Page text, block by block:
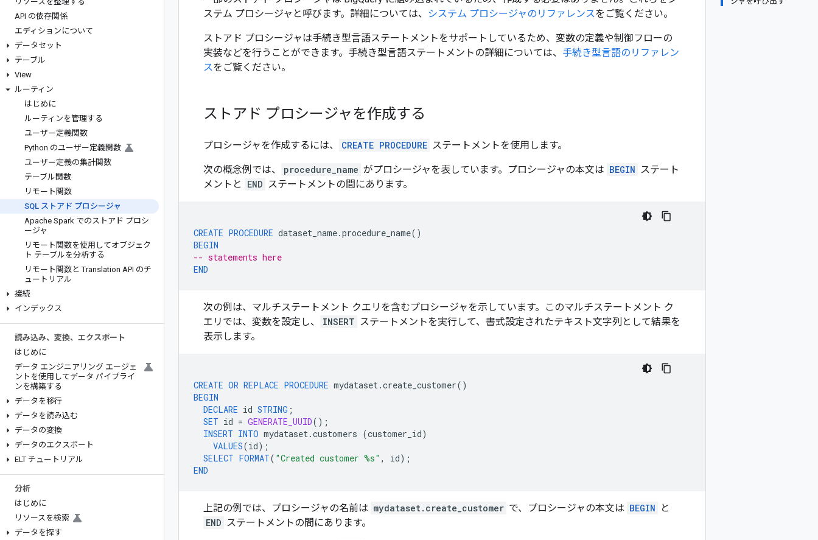
API の依存関係
エディションについて
データセット
テーブル
View
ルーティン
はじめに
ルーティンを管理する
ユーザー定義関数
Python のユーザー定義関数
ユーザー定義の集計関数
テーブル関数
リモート関数
SQL ストアド プロシージャ
Apache Spark でのストアド プロシ
ージャ
リモート関数を使用してオブジェク
ト テーブルを分析する
リモート関数と Translation API のチ
ュートリアル
接続
インデックス
読み込み、変換、エクスポート
はじめに
データ エンジニアリング エージェ
ントを使用してデータ パイプライ
ンを構築する
データを移行
データを読み込む
データの変換
データのエクスポート
ELT チュートリアル
分析
はじめに
リソースを検索
データを探す
ステム プロシージャと呼びます。詳細については、
システム プロシージャのリファレンスをご覧ください。
ストアド プロシージャは手続き型言語ステートメントをサポートしているため、変数の定義や制御フローの
実装などを行うことができます。 手続き型言語ステートメントの詳細については、 手続き型言語のリファレン
スをご覧ください。
ストアド プロシージャを作成する
プロシージャを作成するには、 CREATE PROCEDURE ステートメントを使用します。
次の概念例では、 procedure_name がプロシージャを表しています。プロシージャの本文は BEGIN ステート
メントと
END ステートメントの間にあります。
CREATE PROCEDURE dataset_name.procedure_name()
BEGIN
-- statements here
END
次の例は、マルチステートメント クエリを含むプロシージャを示しています。このマルチステートメント ク
エリでは、変数を設定し、
INSERT ステートメントを実行して、書式設定されたテキスト文字列として結果を
表示します。
CREATE OR REPLACE PROCEDURE mydataset.create_customer()
BEGIN
DECLARE id STRING ;
SET id = GENERATE_UUID();
INSERT INTO mydataset.customers (customer_id)
VALUES(id);
SELECT FORMAT( "Created customer %s" , id);
END
上記の例では、プロシージャの名前は mydataset.create_customer で、プロシージャの本文は BEGIN
と
END ステートメントの間にあります。